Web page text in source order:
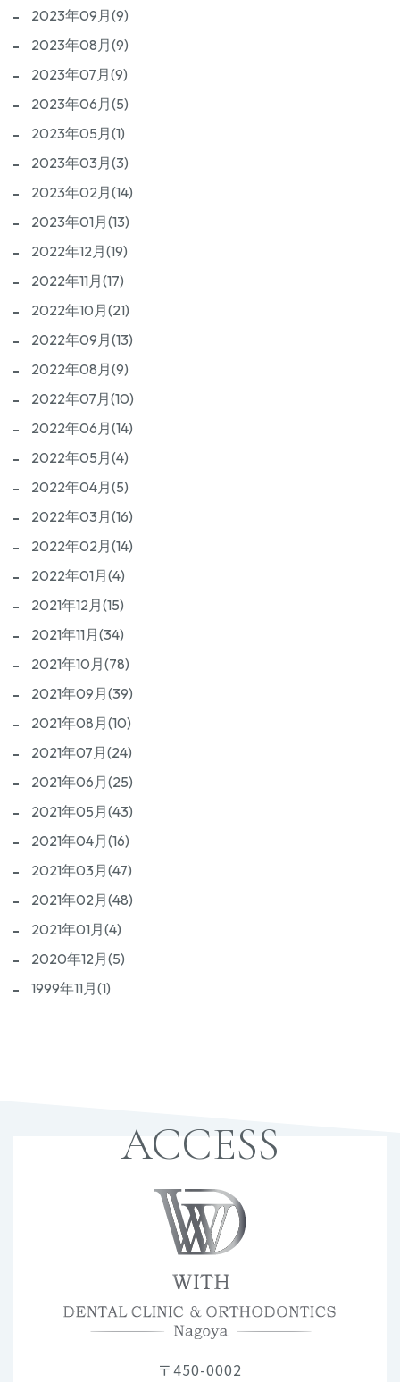
2023年09月(9)
2023年08月(9)
2023年07月(9)
2023年06月(5)
2023年05月(1)
2023年03月(3)
2023年02月(14)
2023年01月(13)
2022年12月(19)
2022年11月(17)
2022年10月(21)
2022年09月(13)
2022年08月(9)
2022年07月(10)
2022年06月(14)
2022年05月(4)
2022年04月(5)
2022年03月(16)
2022年02月(14)
2022年01月(4)
2021年12月(15)
2021年11月(34)
2021年10月(78)
2021年09月(39)
2021年08月(10)
2021年07月(24)
2021年06月(25)
2021年05月(43)
2021年04月(16)
2021年03月(47)
2021年02月(48)
2021年01月(4)
2020年12月(5)
1999年11月(1)
ACCESS
〒450-0002